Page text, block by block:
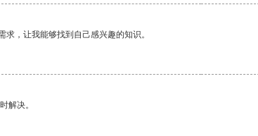
，让我能够找到自己感兴趣的知识。
解决。